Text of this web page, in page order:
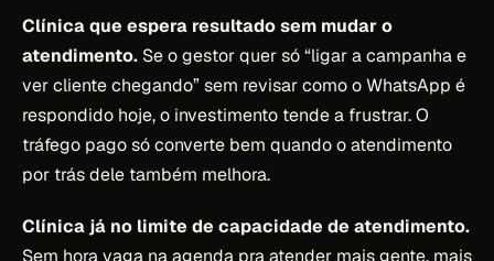
Clínica que espera resultado sem mudar o
atendimento. Se o gestor quer só “ligar a campanha e
ver cliente chegando” sem revisar como o WhatsApp é
respondido hoje, o investimento tende a frustrar. O
tráfego pago só converte bem quando o atendimento
por trás dele também melhora.
Clínica já no limite de capacidade de atendimento.
Sem hora vaga na agenda pra atender mais gente, mais